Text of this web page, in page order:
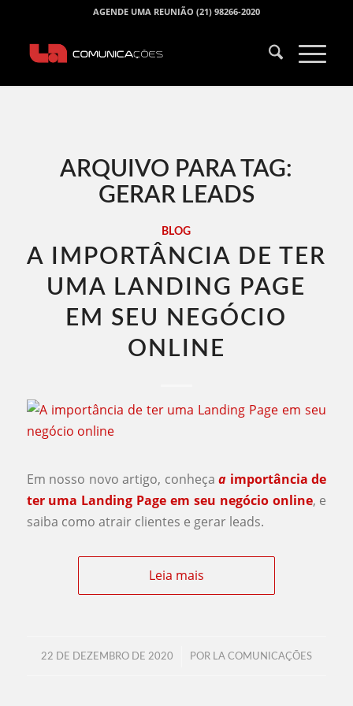
AGENDE UMA REUNIÃO (21) 98266-2020
ARQUIVO PARA TAG:
GERAR LEADS
BLOG
A IMPORTÂNCIA DE TER
UMA LANDING PAGE
EM SEU NEGÓCIO
ONLINE
Em nosso novo artigo, conheçaa importância de
ter uma Landing Page em seu negócio online, e
saiba como atrair clientes e gerar leads.
Leia mais
22 DE DEZEMBRO DE 2020
/ POR LA COMUNICAÇÕES